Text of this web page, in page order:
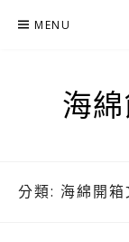
MENU
海
分類: 海綿開箱